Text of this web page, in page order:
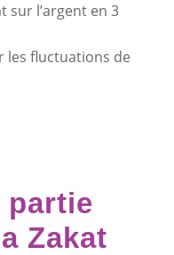
sur l’argent en 3
les fluctuations de
partie
Zakat